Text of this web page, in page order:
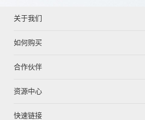
关于我们
如何购买
合作伙伴
资源中心
快速链接